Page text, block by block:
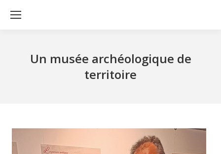
Un musée archéologique de
territoire